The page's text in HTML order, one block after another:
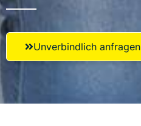
Unverbindlich anfragen